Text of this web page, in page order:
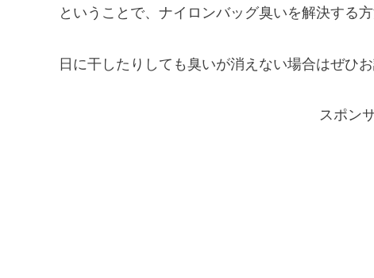
ということで、ナイロンバッグ臭いを解決する
日に干したりしても臭いが消えない場合はぜひお
スポン